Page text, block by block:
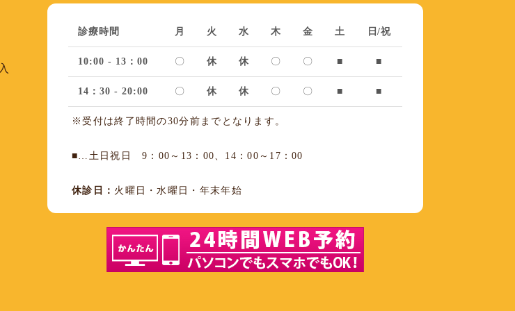
診療時間 月 火 水 木 金 土 日/祝
10:00 - 13：00 〇 休 休 〇 〇 ■ ■
14：30 - 20:00 〇 休 休 〇 〇 ■ ■
※受付は終了時間の30分前までとなります。
■…土日祝日 9：00～13：00、14：00～17：00
休診日： 火曜日・水曜日・年末年始